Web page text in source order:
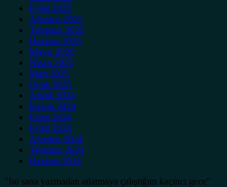
Eylül 2025
Ağustos 2025
Temmuz 2025
Haziran 2025
Mayıs 2025
Nisan 2025
Mart 2025
Ocak 2025
Aralık 2024
Kasım 2024
Ekim 2024
Eylül 2024
Ağustos 2024
Temmuz 2024
Haziran 2024
"bu sana yazmadan atlatmaya çalıştığım kaçıncı gece"